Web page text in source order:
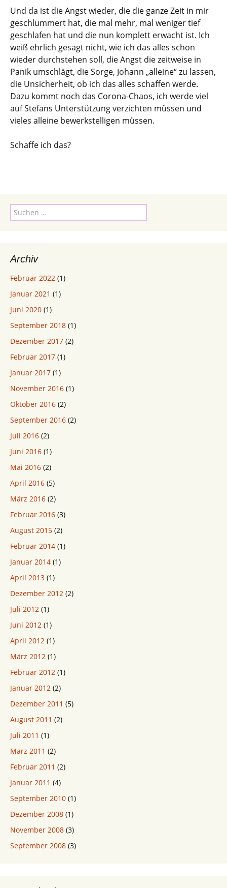
Und da ist die Angst wieder, die die ganze Zeit in mir
geschlummert hat, die mal mehr, mal weniger tief
geschlafen hat und die nun komplett erwacht ist. Ich
weiß ehrlich gesagt nicht, wie ich das alles schon
wieder durchstehen soll, die Angst die zeitweise in
Panik umschlägt, die Sorge, Johann „alleine“ zu lassen,
die Unsicherheit, ob ich das alles schaffen werde.
Dazu kommt noch das Corona-Chaos, ich werde viel
auf Stefans Unterstützung verzichten müssen und
vieles alleine bewerkstelligen müssen.
Schaffe ich das?
Suchen
nach:
Archiv
Februar 2022 (1)
Januar 2021 (1)
Juni 2020 (1)
September 2018 (1)
Dezember 2017 (2)
Februar 2017 (1)
Januar 2017 (1)
November 2016 (1)
Oktober 2016 (2)
September 2016 (2)
Juli 2016 (2)
Juni 2016 (1)
Mai 2016 (2)
April 2016 (5)
März 2016 (2)
Februar 2016 (3)
August 2015 (2)
Februar 2014 (1)
Januar 2014 (1)
April 2013 (1)
Dezember 2012 (2)
Juli 2012 (1)
Juni 2012 (1)
April 2012 (1)
März 2012 (1)
Februar 2012 (1)
Januar 2012 (2)
Dezember 2011 (5)
August 2011 (2)
Juli 2011 (1)
März 2011 (2)
Februar 2011 (2)
Januar 2011 (4)
September 2010 (1)
Dezember 2008 (1)
November 2008 (3)
September 2008 (3)